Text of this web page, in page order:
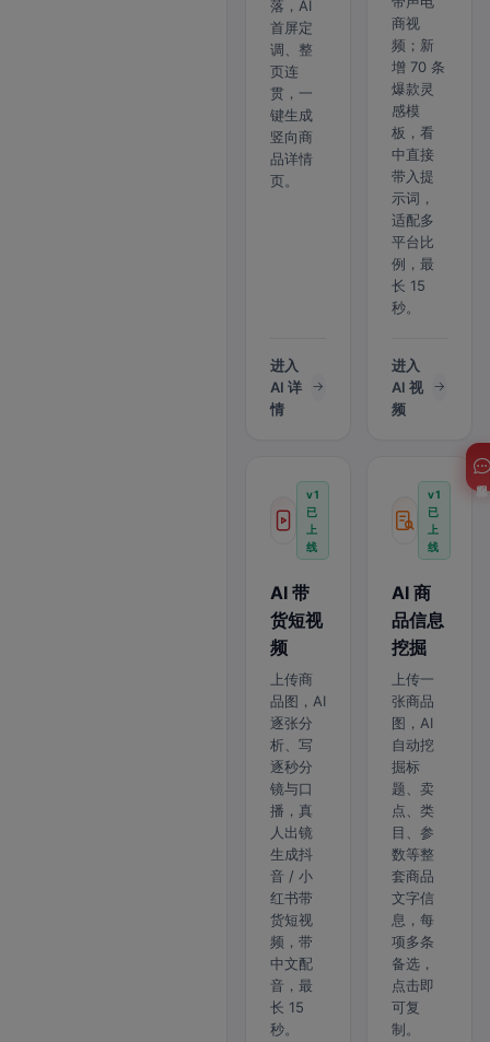
落，AI
首屏定
调、整
页连
贯，一
键生成
竖向商
品详情
页。
进入
AI 详
情
商视
频；新
增 70 条
爆款灵
感模
板，看
中直接
带入提
示词，
适配多
平台比
例，最
长 15
秒。
进入
AI 视
频
v1
已
上
线
AI 带
货短视
频
上传商
品图，AI
逐张分
析、写
逐秒分
镜与口
播，真
人出镜
生成抖
音 / 小
红书带
货短视
频，带
中文配
音，最
长 15
秒。
v1
已
上
线
AI 商
品信息
挖掘
上传一
张商品
图，AI
自动挖
掘标
题、卖
点、类
目、参
数等整
套商品
文字信
息，每
项多条
备选，
点击即
可复
制。